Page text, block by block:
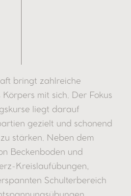
bringt zahlreiche
mit sich. Der Fokus
liegt darauf
gezielt und schonend
stärken. Neben dem
Beckenboden und
Kreislaufübungen,
Schulterbereich